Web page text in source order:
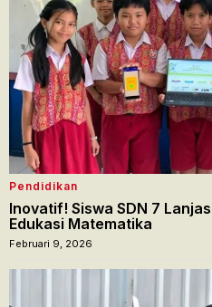
Pendidikan
Inovatif! Siswa SDN 7
Edukasi Matematika
Februari 9, 2026